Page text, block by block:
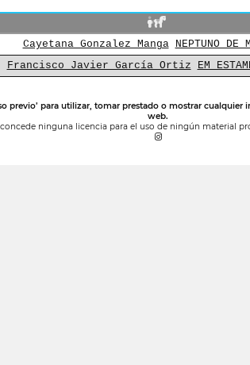
Cayetana Gonzalez Manga NEPTUNO DE
Francisco Javier García Ortiz EM
previo’ para utilizar, tomar prestado o mostrar
web.
concede ninguna licencia para el uso de ningún material